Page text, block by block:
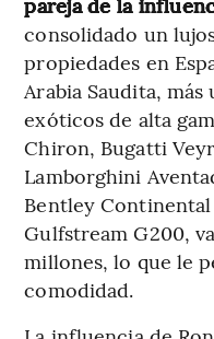
consolidado un
propiedades en
Arabia Saudita,
exóticos de alta
Chiron, Bugatti
Lamborghini
Bentley
Gulfstream G200,
millones, lo que le
comodidad.